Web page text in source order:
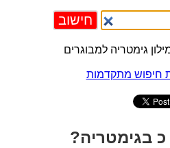
גימטריה למבוגרים
חיפוש מתקדמות
כ בגימטריה?